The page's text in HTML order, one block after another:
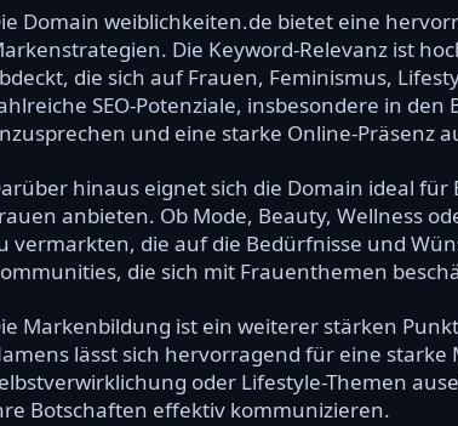
Domain weiblichkeiten.de bietet eine
Die Keyword-Relevanz ist
die sich auf Frauen, Feminismus,
SEO-Potenziale, insbesondere in
und eine starke Online-Präsenz
hinaus eignet sich die Domain ideal
anbieten. Ob Mode, Beauty, Wellness
vermarkten, die auf die Bedürfnisse und
die sich mit Frauenthemen
Markenbildung ist ein weiterer stärken
lässt sich hervorragend für eine
oder Lifestyle-Themen
Botschaften effektiv kommunizieren.